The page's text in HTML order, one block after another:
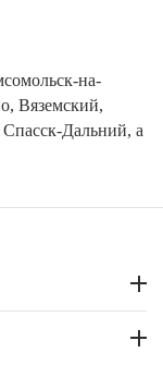
на-
Вяземский,
Дальний, а